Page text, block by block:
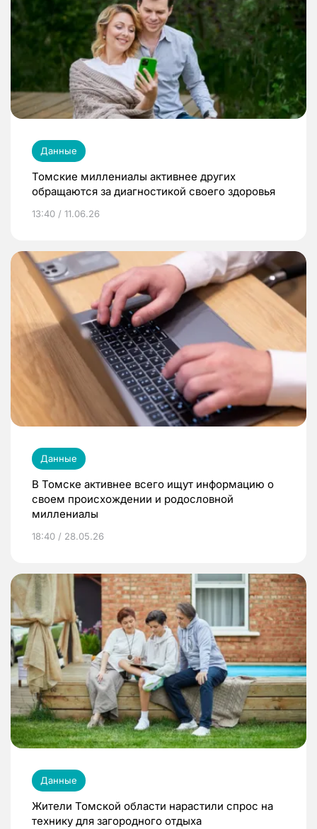
Данные
Томские миллениалы активнее других
обращаются за диагностикой своего здоровья
13:40 / 11.06.26
Данные
В Томске активнее всего ищут информацию о
своем происхождении и родословной
миллениалы
18:40 / 28.05.26
Данные
Жители Томской области нарастили спрос на
технику для загородного отдыха